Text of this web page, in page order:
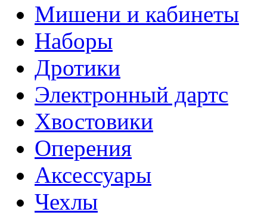
Мишени и кабинеты
Наборы
Дротики
Электронный дартс
Хвостовики
Оперения
Аксессуары
Чехлы